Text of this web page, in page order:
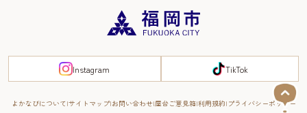
FUKUOKA EAST&WEST COAST
Instagram TikTok
よかなびについて サイトマップ お問い合わせ 屋台ご意見箱 利用規約 プライバシーポリシー